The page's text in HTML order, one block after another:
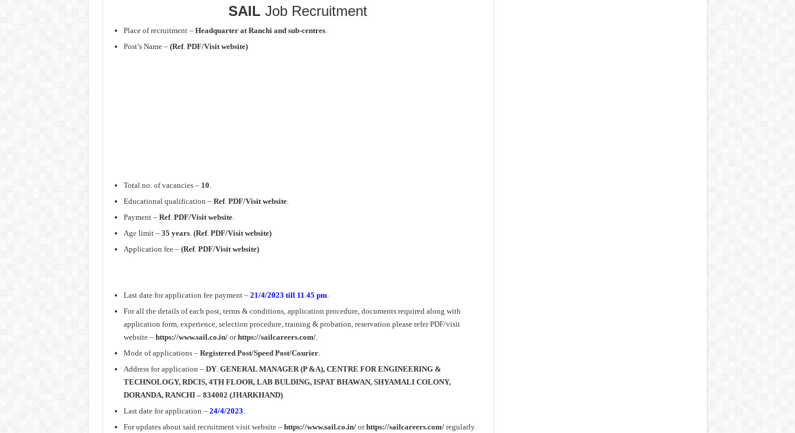
SAIL Job Recruitment
Place of recruitment –Headquarter at Ranchi and sub-centres.
Post’s Name – (Ref.PDF/Visit website)
Total no. of vacancies – 10.
Educational qualification –Ref.PDF/Visit website.
Payment – Ref.PDF/Visit website.
Age limit – 35 years. (Ref.PDF/Visit website)
Application fee – (Ref.PDF/Visit website)
Last date for application fee payment – 21/4/2023 till 11.45 pm.
For all the details of each post, terms & conditions, application procedure, documents required along with
application form, experience, selection procedure, training & probation, reservation please refer PDF/visit
website – https://www.sail.co.in/orhttps://sailcareers.com/.
Mode of applications –Registered Post/Speed Post/Courier.
Address for application – DY. GENERAL MANAGER (P &A), CENTRE FOR ENGINEERING &
TECHNOLOGY, RDCIS, 4TH FLOOR, LAB BULDING, ISPAT BHAWAN, SHYAMALI COLONY,
DORANDA, RANCHI – 834002 (JHARKHAND).
Last date for application –24/4/2023.
For updates about said recruitment visit website – https://www.sail.co.in/orhttps://sailcareers.com/regularly.